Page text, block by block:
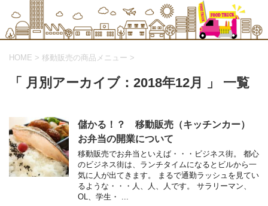
HOME > 移動販売の商品メニュー >
「 月別アーカイブ：2018年12月 」 一覧
儲かる！？ 移動販売（キッチンカー）
お弁当の開業について
移動販売でお弁当といえば・・・ビジネス街。 都心
のビジネス街は、ランチタイムになるとビルから一
気に人が出てきます。 まるで通勤ラッシュを見てい
るような・・・人、人、人です。 サラリーマン、
OL、学生・ ...